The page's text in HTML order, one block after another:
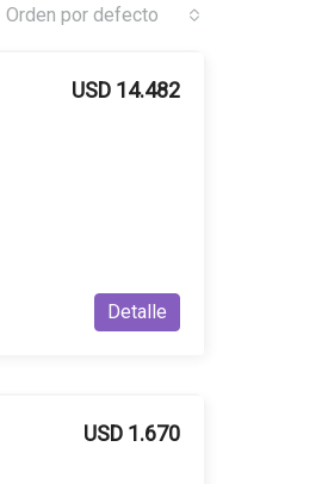
Orden por defecto
USD 14.482
Detalle
USD 1.670